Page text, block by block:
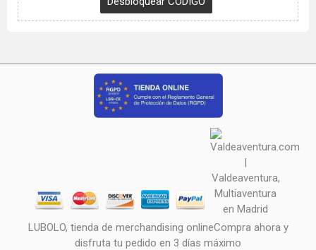
LUBOLO, tienda de merchandising onlineCompra ahora y
disfruta tu pedido en 3 días máximo